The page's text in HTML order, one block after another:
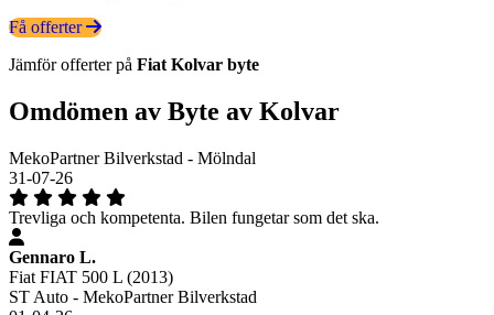
Få offerter
Jämför offerter på Fiat Kolvar byte
Omdömen av Byte av Kolvar
MekoPartner Bilverkstad - Mölndal
31-07-26
Trevliga och kompetenta. Bilen fungetar som det ska.
Gennaro L.
Fiat FIAT 500 L (2013)
ST Auto - MekoPartner Bilverkstad